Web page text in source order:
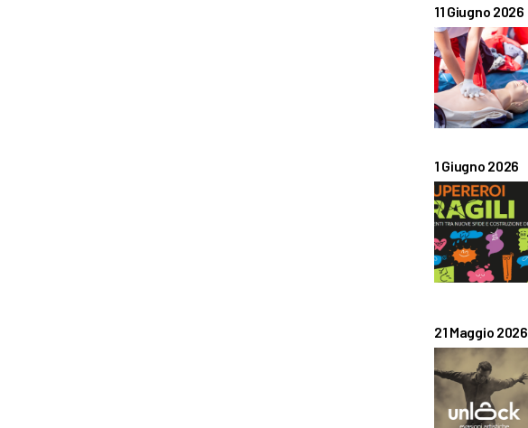
11 Giugno 2026
1 Giugno 2026
21 Maggio 2026